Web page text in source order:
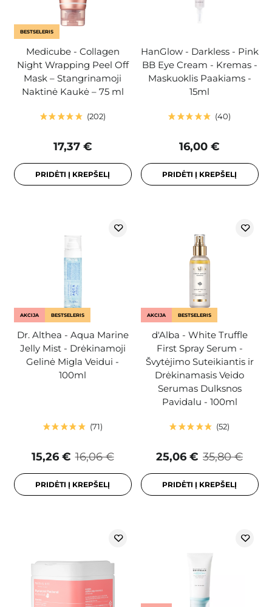
BESTSELERIS
Medicube - Collagen
Night Wrapping Peel Off
Mask – Stangrinamoji
Naktinė Kaukė – 75 ml
202
17,37 €
PRIDĖTI Į KREPŠELĮ
HanGlow - Darkless - Pink
BB Eye Cream - Kremas -
Maskuoklis Paakiams -
15ml
40
16,00 €
PRIDĖTI Į KREPŠELĮ
AKCIJA BESTSELERIS
Dr. Althea - Aqua Marine
Jelly Mist - Drėkinamoji
Gelinė Migla Veidui -
100ml
71
16,06 €
15,26 €
PRIDĖTI Į KREPŠELĮ
AKCIJA BESTSELERIS
d'Alba - White Truffle
First Spray Serum -
Švytėjimo Suteikiantis ir
Drėkinamasis Veido
Serumas Dulksnos
Pavidalu - 100ml
52
35,80 €
25,06 €
PRIDĖTI Į KREPŠELĮ